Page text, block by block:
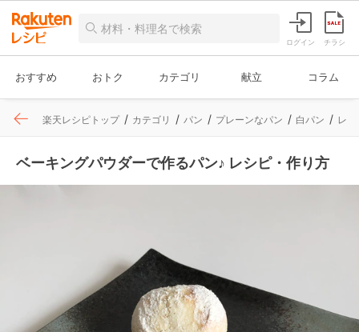
ログイン チラシ
おすすめ おトク カテゴリ 献立 コラム
楽天レシピトップ カテゴリ パン プレーンなパン 白パン レ
ベーキングパウダーで作るパン♪ レシピ・作り方